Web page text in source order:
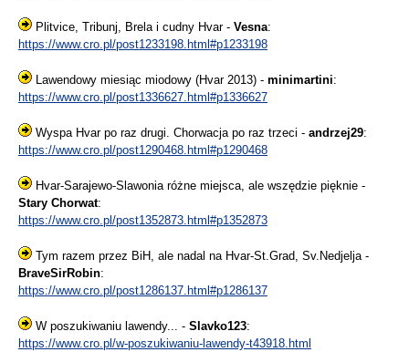
Plitvice, Tribunj, Brela i cudny Hvar - Vesna:
https://www.cro.pl/post1233198.html#p1233198
Lawendowy miesiąc miodowy (Hvar 2013) - minimartini:
https://www.cro.pl/post1336627.html#p1336627
Wyspa Hvar po raz drugi. Chorwacja po raz trzeci - andrzej29:
https://www.cro.pl/post1290468.html#p1290468
Hvar-Sarajewo-Slawonia różne miejsca, ale wszędzie pięknie -
Stary Chorwat:
https://www.cro.pl/post1352873.html#p1352873
Tym razem przez BiH, ale nadal na Hvar-St.Grad, Sv.Nedjelja -
BraveSirRobin:
https://www.cro.pl/post1286137.html#p1286137
W poszukiwaniu lawendy... - Slavko123:
https://www.cro.pl/w-poszukiwaniu-lawendy-t43918.html